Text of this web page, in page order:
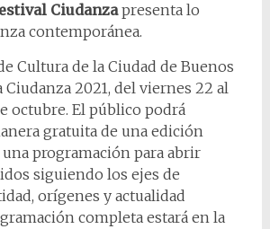
Ciudanzapresenta lo
contemporánea.
Cultura de la Ciudad de Buenos
2021, del viernes 22 al
octubre. El público podrá
gratuita de una edición
programación para abrir
siguiendo los ejes de
orígenes y actualidad
completa estará en la